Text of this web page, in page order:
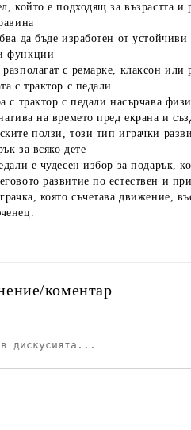
който е подходящ за възрастта
да бъде изработен от
функции
с ремарке, клаксон или
с трактор с педали
с трактор с педали насърчава
на времето пред екрана и
ползи, този тип играчки
за всяко дете
е чудесен избор за подарък,
развитие по естествен и
която съчетава движение,
коментар